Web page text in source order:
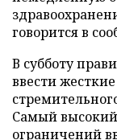
говорится в
В субботу
ввести
Самый высокий
ограничений